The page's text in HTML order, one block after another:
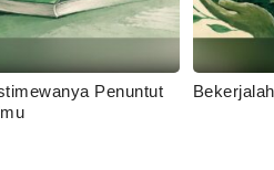
Penuntut
Bekerjalah